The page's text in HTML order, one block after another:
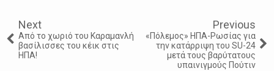
Next
Από το χωριό του Καραμανλή
βασίλισσες του κέικ στις
ΗΠΑ!
Previous
«Πόλεμος» ΗΠΑ-Ρωσίας για
την κατάρριψη του SU-24
μετά τους βαρύτατους
υπαινιγμούς Πούτιν